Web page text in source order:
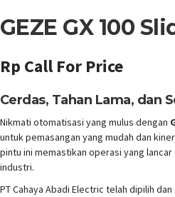
GEZE GX 100
Rp Call For Price
Cerdas, Tahan Lama, dan
Nikmati otomatisasi yang mulus dengan
untuk pemasangan yang mudah dan
pintu ini memastikan operasi yang
industri.
PT Cahaya Abadi Electric telah dipilih